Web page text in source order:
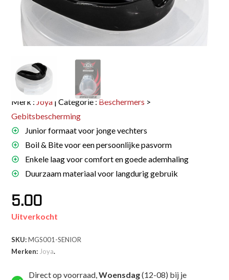
Merk : Joya | Categorie :Beschermers >
Gebitsbescherming
Junior formaat voor jonge vechters
Boil & Bite voor een persoonlijke pasvorm
Enkele laag voor comfort en goede ademhaling
Duurzaam materiaal voor langdurig gebruik
5.00
Uitverkocht
SKU:MGS001-SENIOR
Merken: Joya.
Direct op voorraad,Woensdag(12-08) bij je